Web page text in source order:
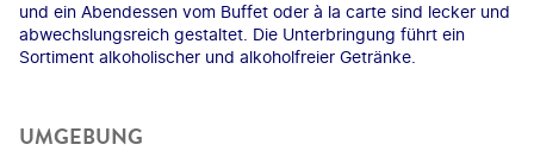
und ein Abendessen vom Buffet oder à la carte sind lecker und
abwechslungsreich gestaltet. Die Unterbringung führt ein
Sortiment alkoholischer und alkoholfreier Getränke.
UMGEBUNG